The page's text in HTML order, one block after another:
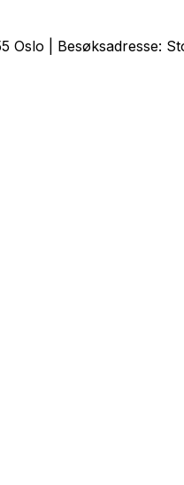
Oslo | Besøksadresse: